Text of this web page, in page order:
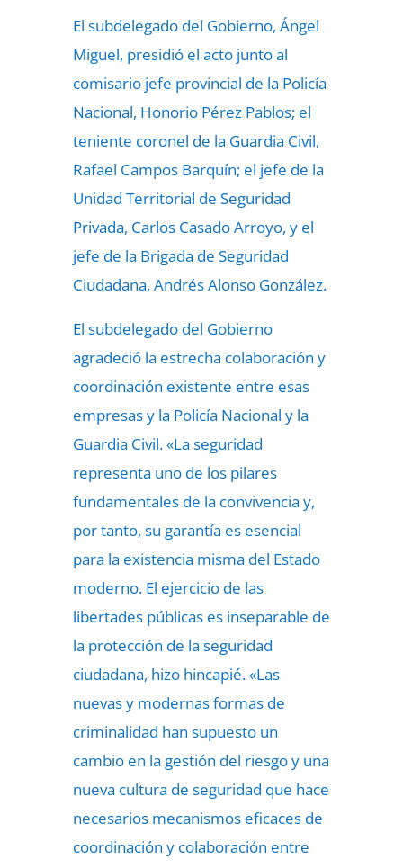
El subdelegado del Gobierno, Ángel
Miguel, presidió el acto junto al
comisario jefe provincial de la Policía
Nacional, Honorio Pérez Pablos; el
teniente coronel de la Guardia Civil,
Rafael Campos Barquín; el jefe de la
Unidad Territorial de Seguridad
Privada, Carlos Casado Arroyo, y el
jefe de la Brigada de Seguridad
Ciudadana, Andrés Alonso González.
El subdelegado del Gobierno
agradeció la estrecha colaboración y
coordinación existente entre esas
empresas y la Policía Nacional y la
Guardia Civil. «La seguridad
representa uno de los pilares
fundamentales de la convivencia y,
por tanto, su garantía es esencial
para la existencia misma del Estado
moderno. El ejercicio de las
libertades públicas es inseparable de
la protección de la seguridad
ciudadana, hizo hincapié. «Las
nuevas y modernas formas de
criminalidad han supuesto un
cambio en la gestión del riesgo y una
nueva cultura de seguridad que hace
necesarios mecanismos eficaces de
coordinación y colaboración entre